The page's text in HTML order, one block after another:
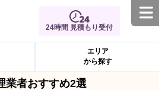
24時間 見積もり受付
エリア
から探す
業者おすすめ2選